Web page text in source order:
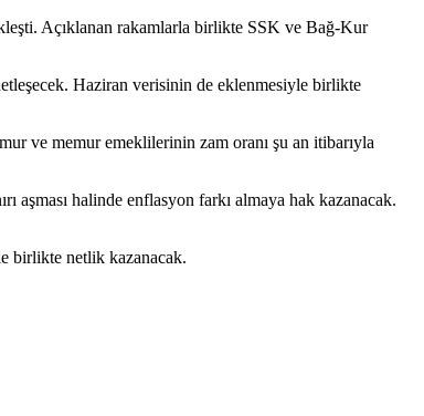
Açıklanan rakamlarla birlikte SSK ve Bağ-Kur
Haziran verisinin de eklenmesiyle birlikte
ve memur emeklilerinin zam oranı şu an itibarıyla
aşması halinde enflasyon farkı almaya hak kazanacak.
birlikte netlik kazanacak.